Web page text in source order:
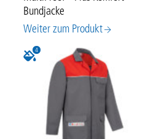
Bundjacke
Weiter zum Produkt
4